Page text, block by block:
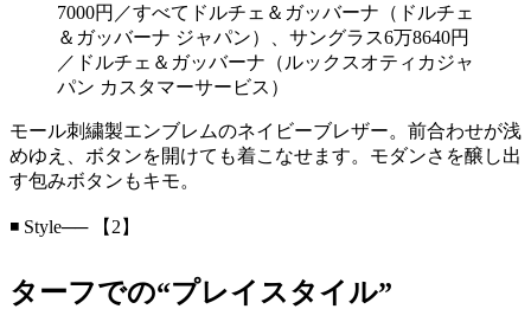
7000円／すべてドルチェ＆ガッバーナ（ドルチェ
＆ガッバーナ ジャパン）、サングラス6万8640円
／ドルチェ＆ガッバーナ（ルックスオティカジャ
パン カスタマーサービス）
モール刺繍製エンブレムのネイビーブレザー。前合わせが浅
めゆえ、ボタンを開けても着こなせます。モダンさを醸し出
す包みボタンもキモ。
◾️ Style── 【2】
ターフでの“プレイスタイル”